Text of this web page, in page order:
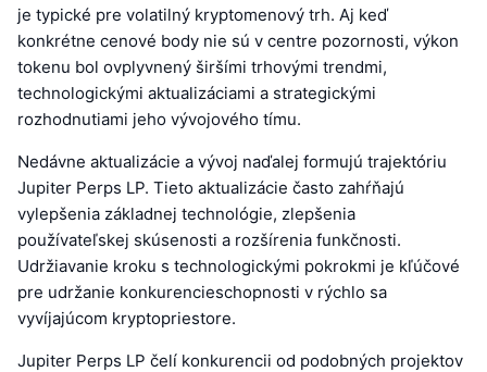
je typické pre volatilný kryptomenový trh. Aj keď
konkrétne cenové body nie sú v centre pozornosti, výkon
tokenu bol ovplyvnený širšími trhovými trendmi,
technologickými aktualizáciami a strategickými
rozhodnutiami jeho vývojového tímu.
Nedávne aktualizácie a vývoj naďalej formujú trajektóriu
Jupiter Perps LP. Tieto aktualizácie často zahŕňajú
vylepšenia základnej technológie, zlepšenia
používateľskej skúsenosti a rozšírenia funkčnosti.
Udržiavanie kroku s technologickými pokrokmi je kľúčové
pre udržanie konkurencieschopnosti v rýchlo sa
vyvíjajúcom kryptopriestore.
Jupiter Perps LP čelí konkurencii od podobných projektov